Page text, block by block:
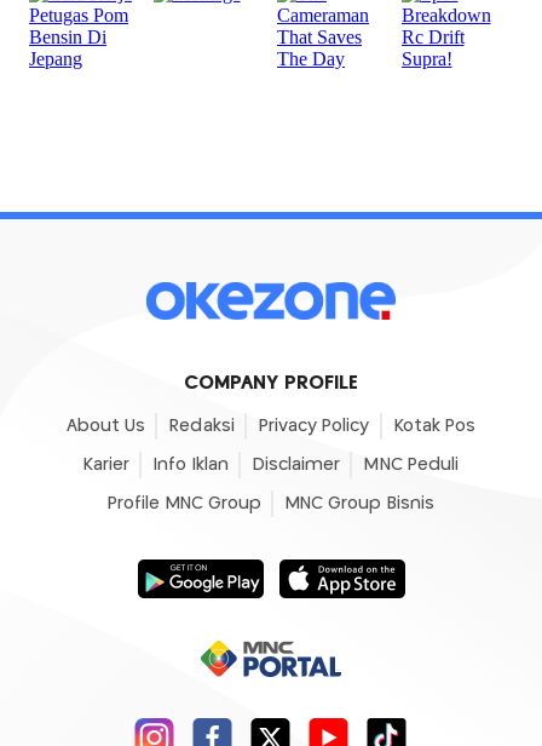
COMPANY PROFILE
About Us Redaksi Privacy Policy Kotak Pos
Karier Info Iklan Disclaimer MNC Peduli
Profile MNC Group MNC Group Bisnis